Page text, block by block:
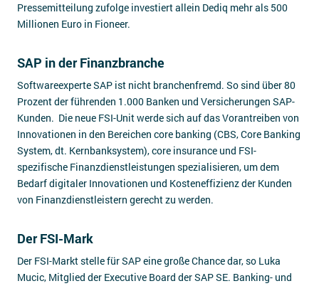
Pressemitteilung zufolge investiert allein Dediq mehr als 500
Millionen Euro in Fioneer.
SAP in der Finanzbranche
Softwareexperte SAP ist nicht branchenfremd. So sind über 80
Prozent der führenden 1.000 Banken und Versicherungen SAP-
Kunden. Die neue FSI-Unit werde sich auf das Vorantreiben von
Innovationen in den Bereichen core banking (CBS, Core Banking
System, dt. Kernbanksystem), core insurance und FSI-
spezifische Finanzdienstleistungen spezialisieren, um dem
Bedarf digitaler Innovationen und Kosteneffizienz der Kunden
von Finanzdienstleistern gerecht zu werden.
Der FSI-Mark
Der FSI-Markt stelle für SAP eine große Chance dar, so Luka
Mucic, Mitglied der Executive Board der SAP SE. Banking- und